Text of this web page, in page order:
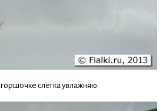
слегка увлажняю: